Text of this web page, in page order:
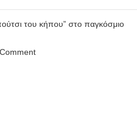
του κήπου” στο παγκόσμιο